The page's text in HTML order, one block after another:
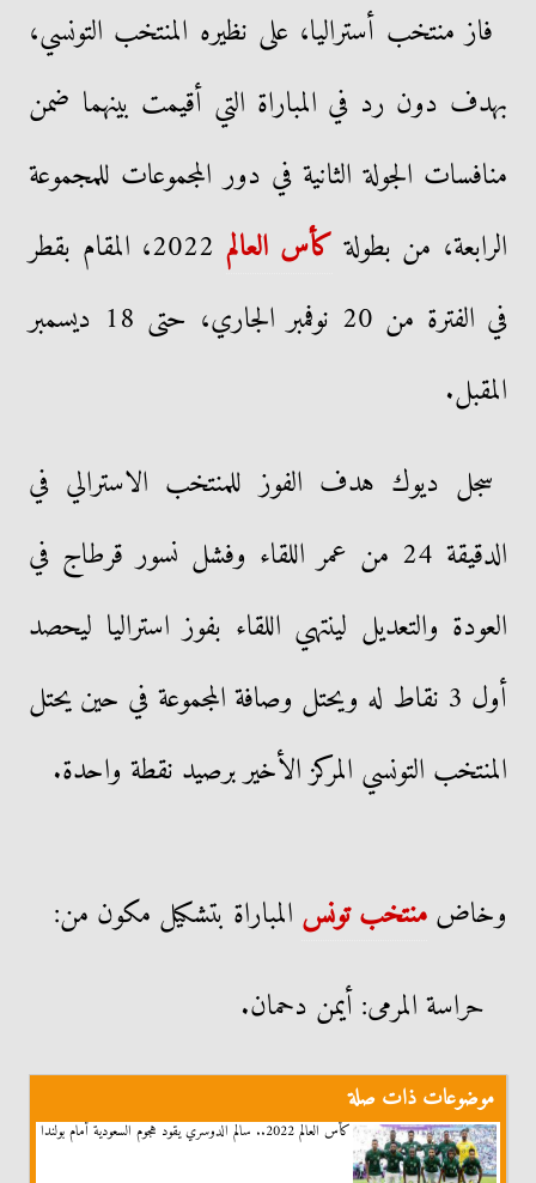
فاز منتخب أستراليا، على نظيره المنتخب التونسي،
بهدف دون رد في المباراة التي أقيمت بينهما ضمن
منافسات الجولة الثانية في دور المجموعات للمجموعة
الرابعة، من بطولة كأس العالم
2022، المقام بقطر
في الفترة من 20 نوفمبر الجاري، حتى 18 ديسمبر
المقبل.
سجل ديوك هدف الفوز للمنتخب الاسترالي في
الدقيقة 24 من عمر اللقاء وفشل نسور قرطاج في
العودة والتعديل لينتهي اللقاء بفوز استراليا ليحصد
أول 3 نقاط له ويحتل وصافة المجموعة في حين يحتل
المنتخب التونسي المركز الأخير برصيد نقطة واحدة.
وخاضمنتخب تونس المباراة بتشكيل مكون من:
حراسة المرمى: أيمن دحمان.
موضوعات ذات صلة
كأس العالم 2022.. سالم الدوسري يقود هجوم السعودية أمام بولندا